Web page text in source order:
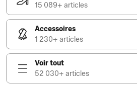
15 089+ articles
Accessoires
1 230+ articles
Voir tout
52 030+ articles